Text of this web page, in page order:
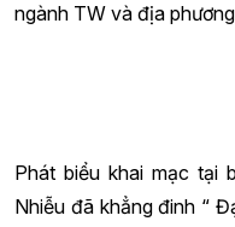
ngành TW và địa
Phát biểu khai mạc tại
Nhiễu đã khẳng đinh “